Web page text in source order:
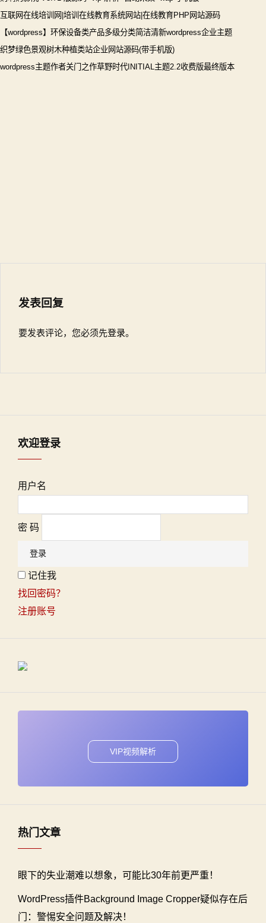
互联网在线培训网|培训在线教育系统网站|在线教育PHP网站源码
【wordpress】环保设备类产品多级分类简洁清新wordpress企业主题
织梦绿色景观树木种植类站企业网站源码(带手机版)
wordpress主题作者关门之作草野时代INITIAL主题2.2收费版最终版本
发表回复
要发表评论，您必须先登录。
欢迎登录
用户名
密 码
记住我
找回密码？
注册账号
VIP视频解析
热门文章
眼下的失业潮难以想象，可能比30年前更严重！
WordPress插件Background Image Cropper疑似存在后
门：警惕安全问题及解决！